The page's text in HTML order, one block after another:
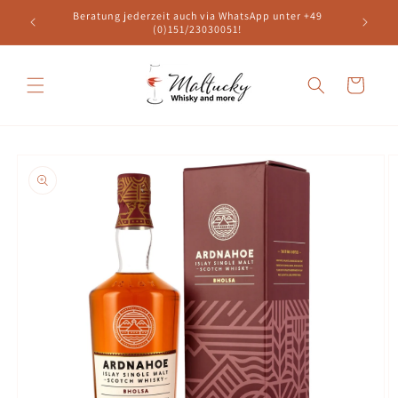
zum
Beratung jederzeit auch via WhatsApp unter +49
(0)151/23030051!
Warenkorb